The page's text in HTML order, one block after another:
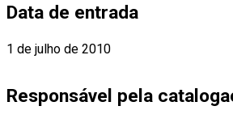
Data de entrada
1 de julho de 2010
Responsável pela